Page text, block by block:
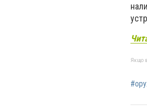
Якщо